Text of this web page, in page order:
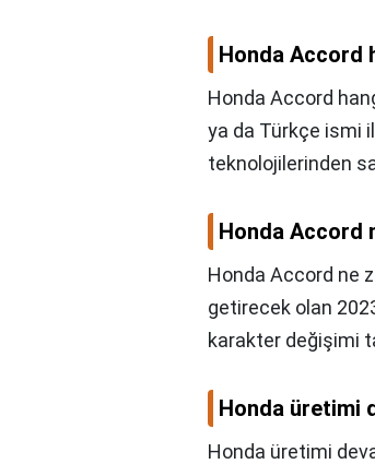
Honda Accord
Honda Accord
ya da Türkçe ismi
teknolojilerinden
Honda Accord
Honda Accord ne
getirecek olan
karakter değişimi
Honda üretimi
Honda üretimi